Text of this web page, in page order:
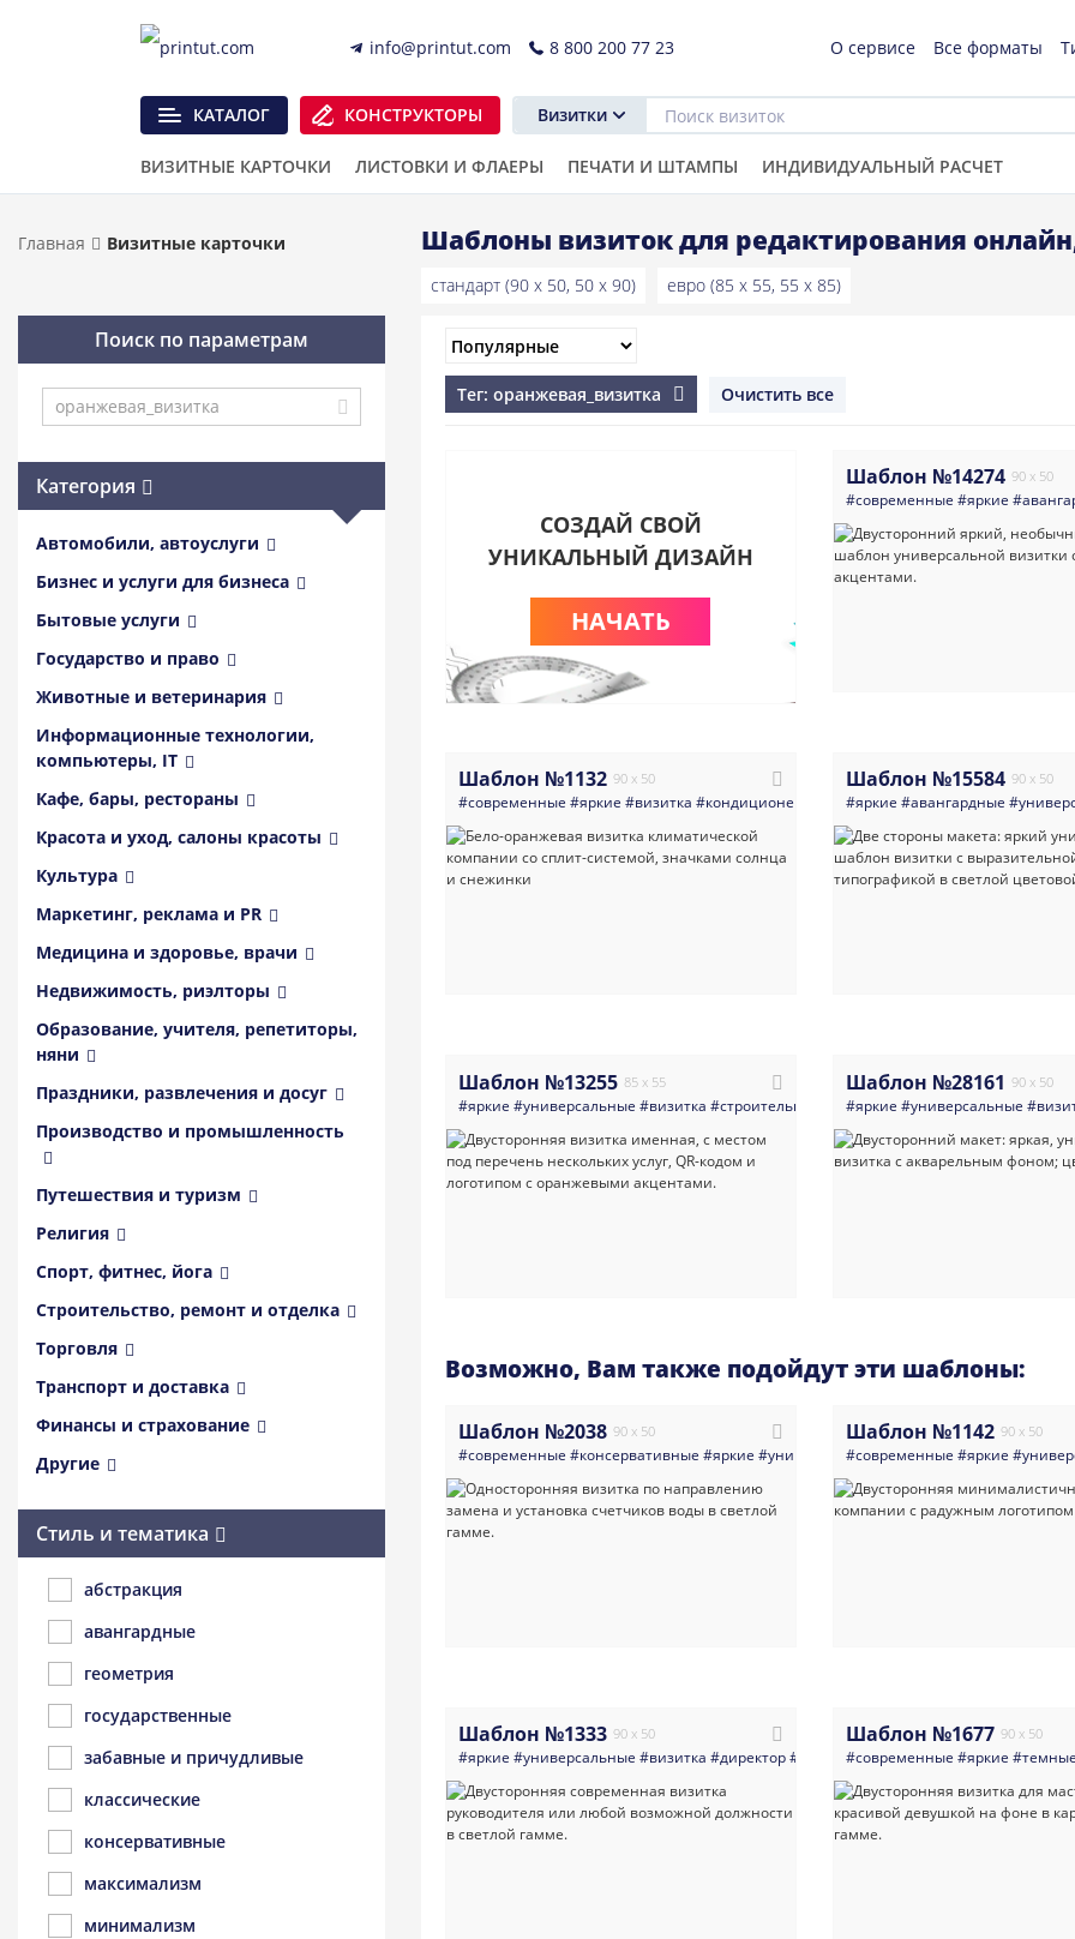
info@printut.com 8 800 200 77 23 О сервисе Все форматы
КАТАЛОГ КОНСТРУКТОРЫ Визитки
ВИЗИТНЫЕ КАРТОЧКИ ЛИСТОВКИ И ФЛАЕРЫ ПЕЧАТИ И ШТАМПЫ ИНДИВИДУАЛЬНЫЙ РАСЧЕТ
Главная Визитные карточки Шаблоны визиток для редактирования
стандарт (90 x 50, 50 x 90) евро (85 x 55, 55 x 85)
Поиск по параметрам
Категория
Автомобили, автоуслуги
Бизнес и услуги для бизнеса
Бытовые услуги
Государство и право
Животные и ветеринария
Информационные технологии,
компьютеры, IT
Кафе, бары, рестораны
Красота и уход, салоны красоты
Культура
Маркетинг, реклама и PR
Медицина и здоровье, врачи
Недвижимость, риэлторы
Образование, учителя, репетиторы,
няни
Праздники, развлечения и досуг
Производство и промышленность
Путешествия и туризм
Религия
Спорт, фитнес, йога
Строительство, ремонт и отделка
Торговля
Транспорт и доставка
Финансы и страхование
Другие
Стиль и тематика
абстракция
авангардные
геометрия
государственные
забавные и причудливые
классические
консервативные
максимализм
минимализм
Тег: оранжевая_визитка Очистить все
СОЗДАЙ СВОЙ
УНИКАЛЬНЫЙ ДИЗАЙН
НАЧАТЬ
Шаблон №14274 90 x 50
#современные #яркие
Шаблон №1132 90 x 50
#современные #яркие #визитка #кондиционеры_вентиляция#светлые#ремонт
Шаблон №15584 90 x 50
#яркие #авангардные
Шаблон №13255 85 x 55
#яркие #универсальные #визитка #строительная_компания
Шаблон №28161 90 x 50
#яркие #универсальные
Возможно, Вам также подойдут эти шаблоны:
Шаблон №2038 90 x 50
#современные #консервативные #яркие #универсальные #визитка #тсж_жэк
Шаблон №1142 90 x 50
#современные #яркие
Шаблон №1333 90 x 50
#яркие #универсальные #визитка #директор#руководитель #абстракция#светлые
Шаблон №1677 90 x 50
#современные #яркие #темные